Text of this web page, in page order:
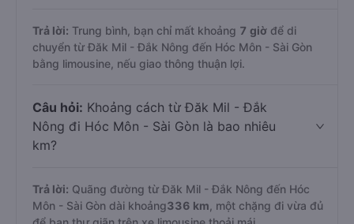
Trả lời: Trung bình, bạn chỉ mất khoảng 7 giờ để di
chuyển từ Đăk Mil - Đắk Nông đến Hóc Môn - Sài Gòn
bằng limousine, nếu giao thông thuận lợi.
Câu hỏi: Khoảng cách từ Đăk Mil - Đắk
Nông đi Hóc Môn - Sài Gòn là bao nhiêu
km?
Trả lời: Quãng đường từ Đăk Mil - Đắk Nông đến Hóc
Môn - Sài Gòn dài khoảng336 km , một chặng đi vừa đủ